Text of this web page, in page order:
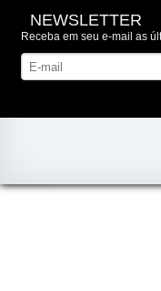
NEWSLETTER
Receba em seu e-mail as